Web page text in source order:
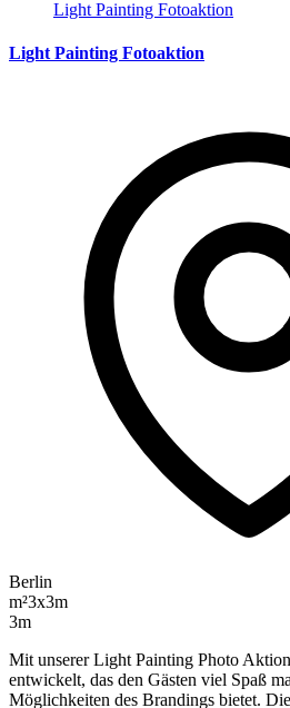
Light Painting Fotoaktion
Light Painting Fotoaktion
Berlin
m²3x3m
3m
Mit unserer Light Painting Photo
entwickelt, das den Gästen viel Spaß
Möglichkeiten des Brandings bietet.